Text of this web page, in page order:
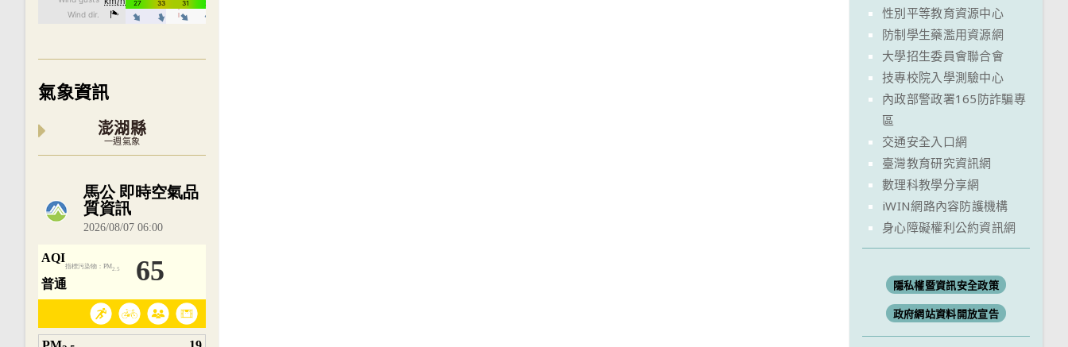
氣象資訊
澎湖縣
一週氣象
內嵌空氣品質小工具為視覺預覽，完整即時空氣品質資料請開啟
性別平等教育資源中心
防制學生藥濫用資源網
大學招生委員會聯合會
技專校院入學測驗中心
內政部警政署165防詐騙專
區
交通安全入口網
臺灣教育研究資訊網
數理科教學分享網
iWIN網路內容防護機構
身心障礙權利公約資訊網
隱私權暨資訊安全政策
政府網站資料開放宣告